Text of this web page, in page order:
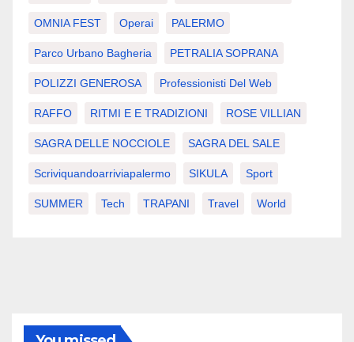
OMNIA FEST Operai PALERMO
Parco Urbano Bagheria PETRALIA SOPRANA
POLIZZI GENEROSA Professionisti Del Web
RAFFO RITMI E E TRADIZIONI ROSE VILLIAN
SAGRA DELLE NOCCIOLE SAGRA DEL SALE
Scriviquandoarriviapalermo SIKULA Sport
SUMMER Tech TRAPANI Travel World